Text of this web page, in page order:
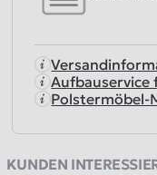
Aufbauservice
Polstermöbel-
KUNDEN